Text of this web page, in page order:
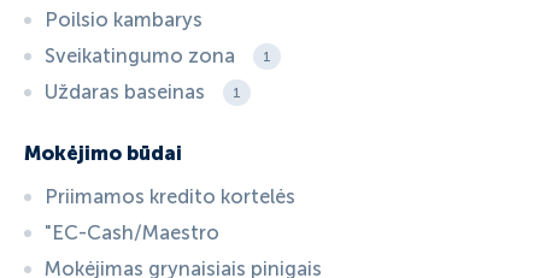
Poilsio kambarys
Sveikatingumo zona
1
Uždaras baseinas 1
Mokėjimo būdai
Priimamos kredito kortelės
"EC-Cash/Maestro
Mokėjimas grynaisiais pinigais